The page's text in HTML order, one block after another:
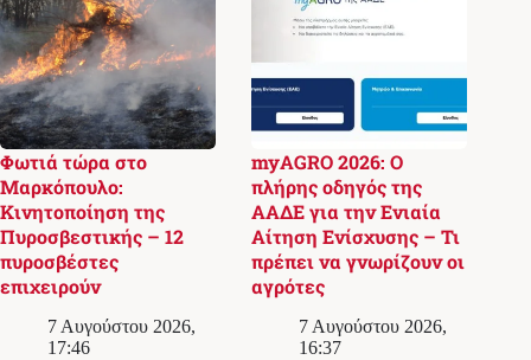
Φωτιά τώρα στο
Μαρκόπουλο:
Κινητοποίηση της
Πυροσβεστικής – 12
πυροσβέστες
επιχειρούν
7 Αυγούστου 2026,
17:46
myAGRO 2026: Ο
πλήρης οδηγός της
ΑΑΔΕ για την Ενιαία
Αίτηση Ενίσχυσης – Τι
πρέπει να γνωρίζουν οι
αγρότες
7 Αυγούστου 2026,
16:37